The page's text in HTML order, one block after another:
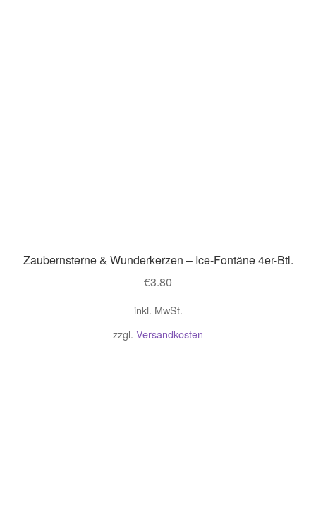
Zaubernsterne & Wunderkerzen – Ice-Fontäne 4er-Btl.
€3.80
inkl. MwSt.
zzgl. Versandkosten